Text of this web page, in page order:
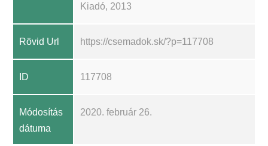
Kiadó, 2013
Rövid Url https://csemadok.sk/?p=117708
ID 117708
Módosítás
dátuma
2020. február 26.